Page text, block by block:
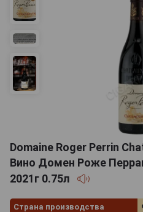
лучшую сторону при
вина Франции следует
охлажденными до 8-11
тюльпана, наполненным не
Такой алкоголь
фруктами, твердыми
морепродуктов,
Domaine Roger Perrin
Вино Домен Роже
2021г 0.75л
Страна производства